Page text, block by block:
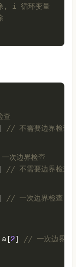
, i 循环变量
查
// 不需要边界检查
次边界检查
// 不需要边界检查
// 一次边界检查
2]
// 一次边界检